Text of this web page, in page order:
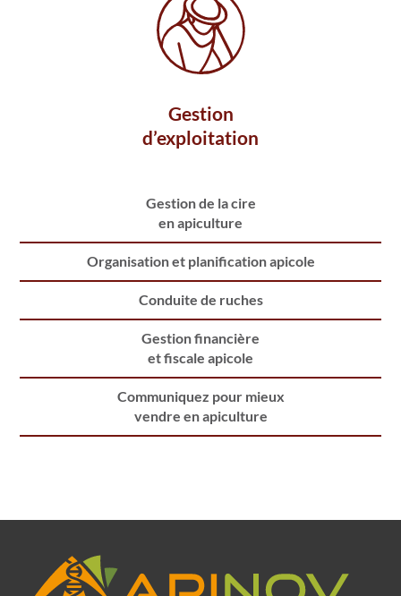
Gestion
d’exploitation
Gestion de la cire
en apiculture
Organisation et planification apicole
Conduite de ruches
Gestion financière
et fiscale apicole
Communiquez pour mieux
vendre en apiculture